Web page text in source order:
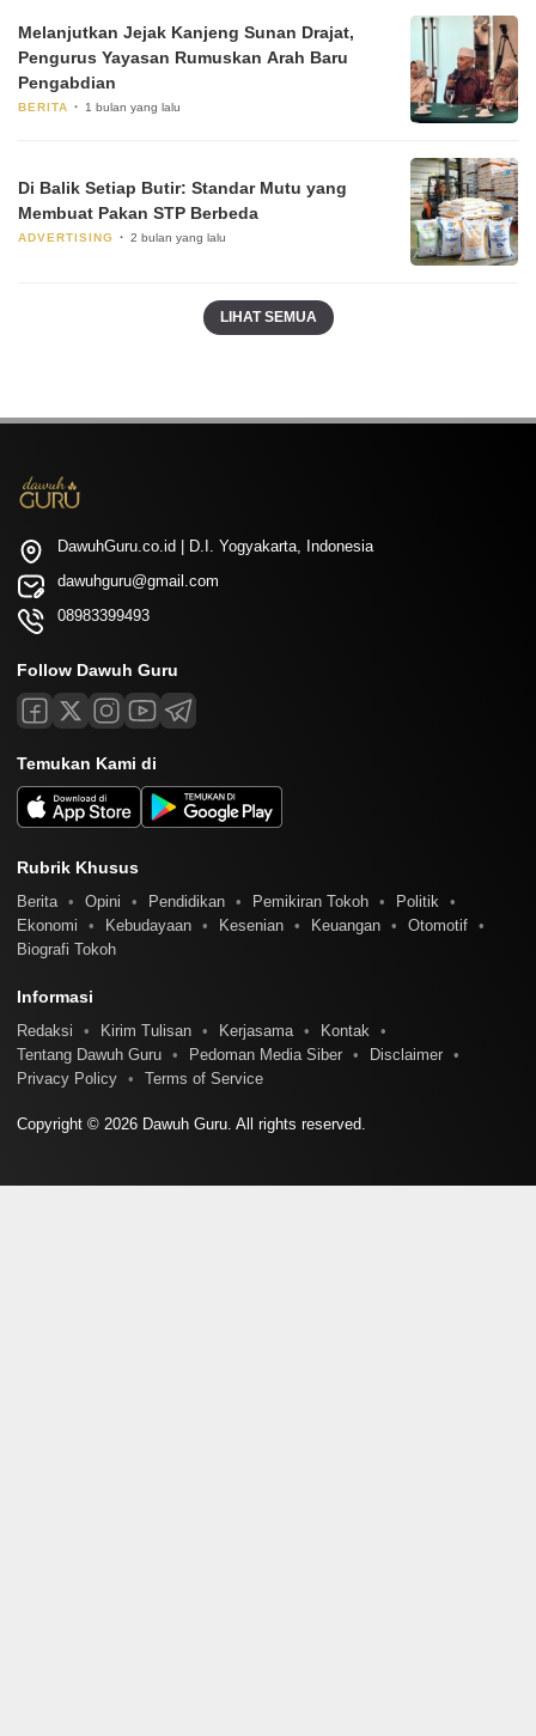
Melanjutkan Jejak Kanjeng Sunan Drajat,
Pengurus Yayasan Rumuskan Arah Baru
Pengabdian
BERITA 1 bulan yang lalu
Di Balik Setiap Butir: Standar Mutu yang
Membuat Pakan STP Berbeda
ADVERTISING 2 bulan yang lalu
LIHAT SEMUA
DawuhGuru.co.id | D.I. Yogyakarta, Indonesia
dawuhguru@gmail.com
08983399493
Follow Dawuh Guru
Temukan Kami di
Rubrik Khusus
Berita Opini Pendidikan Pemikiran Tokoh
Politik
Ekonomi
Kebudayaan Kesenian Keuangan
Otomotif
Biografi Tokoh
Informasi
Redaksi Kirim Tulisan Kerjasama
Kontak
Tentang Dawuh Guru
Pedoman Media Siber
Disclaimer
Privacy Policy
Terms of Service
Copyright © 2026 Dawuh Guru. All rights reserved.